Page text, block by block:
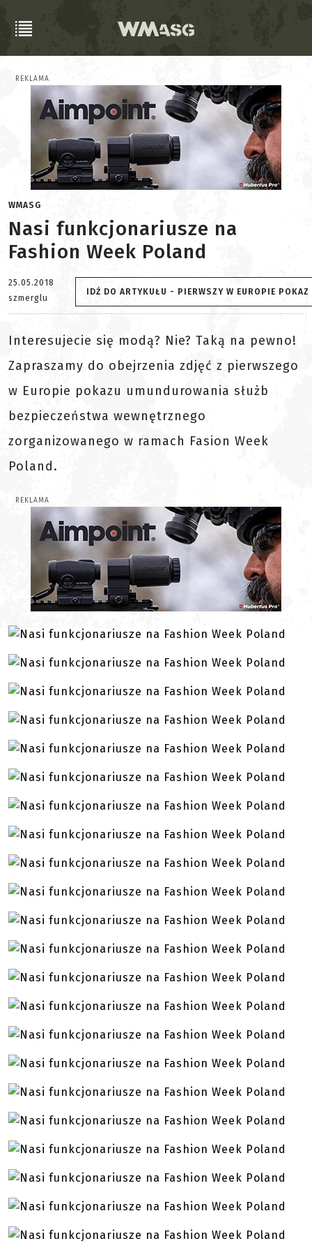
REKLAMA
WMASG
Nasi funkcjonariusze na
Fashion Week Poland
25.05.2018
szmerglu
IDŹ DO ARTYKUŁU - PIERWSZY W EUROPIE
Interesujecie się modą? Nie? Taką na pewno!
Zapraszamy do obejrzenia zdjęć z pierwszego
w Europie pokazu umundurowania służb
bezpieczeństwa wewnętrznego
zorganizowanego w ramach Fasion Week
Poland.
REKLAMA